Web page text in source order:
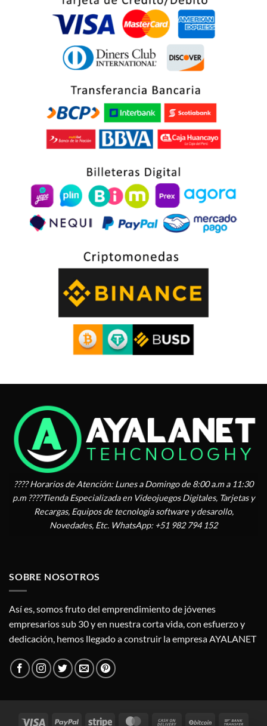
???? Horarios de Atención: Lunes a Domingo de 8:00 a.m a 11:30
p.m ????Tienda Especializada en Videojuegos Digitales, Tarjetas y
Recargas, Equipos de tecnologia software y desarollo,
Novedades, Etc. WhatsApp: +51 982 794 152
SOBRE NOSOTROS
Así es, somos fruto del emprendimiento de jóvenes
empresarios sub 30 y en nuestra corta vida, con esfuerzo y
dedicación, hemos llegado a construir la empresa AYALANET
Visa PayPal Stripe MasterCardCash BitCoin